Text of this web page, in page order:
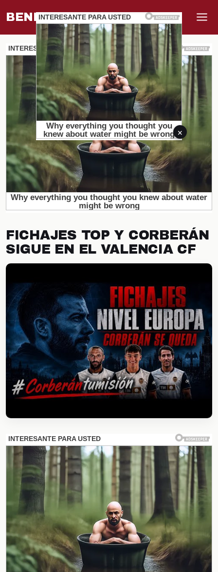
BENEFI.MUNDO
FICHAJES TOP Y CORBERÁN
SIGUE EN EL VALENCIA CF
×